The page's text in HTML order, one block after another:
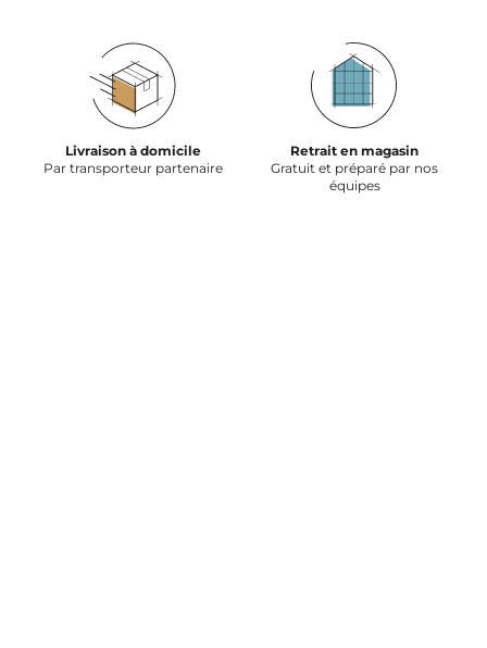
Livraison à domicile
Par transporteur partenaire
Retrait en magasin
Gratuit et préparé par nos
équipes